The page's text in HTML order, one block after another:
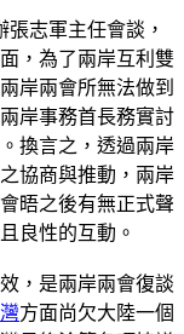
志軍主任會談，
，為了兩岸互利雙
岸兩會所無法做到
岸事務首長務實討
換言之，透過兩岸
協商與推動，兩岸
晤之後有無正式聲
良性的互動。
，是兩岸兩會復談
方面尚欠大陸一個